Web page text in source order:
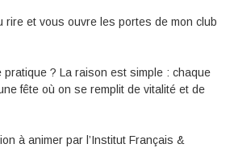
rire et vous ouvre les portes de mon club
pratique ? La raison est simple : chaque
fête où on se remplit de vitalité et de
à animer par l’Institut Français &